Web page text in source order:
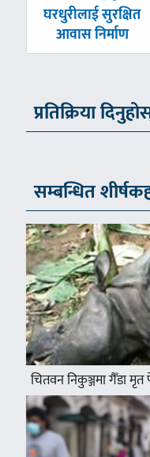
-
घरधुरीलाई सुरक्षित
आवास निर्माण
प्रतिक्रिया
सम्बन्धित
चितवन निकुञ्जमा गैँडा